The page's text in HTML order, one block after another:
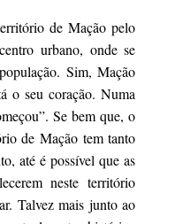
de Mação pelo
urbano, onde se
Sim, Mação
o seu coração. Numa
Se bem que, o
de Mação tem tanto
até é possível que as
neste território
Talvez mais junto ao